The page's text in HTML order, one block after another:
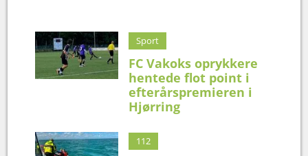
Sport
FC Vakoks oprykkere
hentede flot point i
efterårspremieren i
Hjørring
112